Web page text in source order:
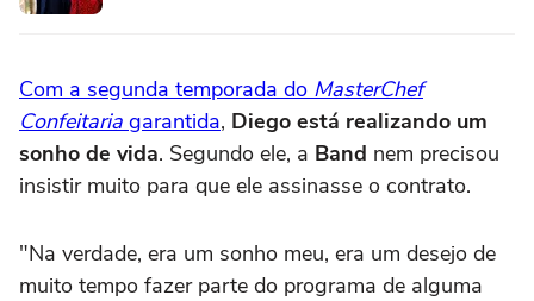
Com a segunda temporada do MasterChef
Confeitaria garantida, Diego está realizando um
sonho de vida. Segundo ele, a Band nem precisou
insistir muito para que ele assinasse o contrato.
"Na verdade, era um sonho meu, era um desejo de
muito tempo fazer parte do programa de alguma